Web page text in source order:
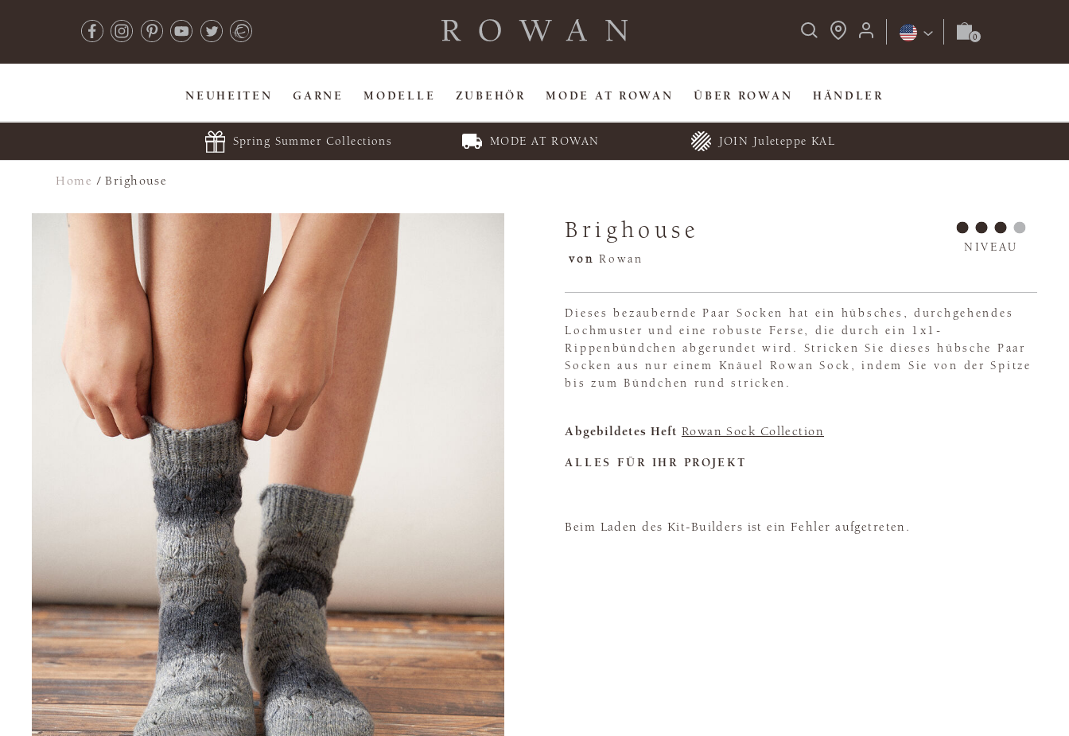
NEUHEITEN GARNE MODELLE ZUBEHÖR MODE AT ROWAN ÜBER ROWAN HÄNDLER
Spring Summer Collections MODE AT ROWAN JOIN Juleteppe KAL
Home /Brighouse
Brighouse
von Rowan
NIVEAU
Dieses bezaubernde Paar Socken hat ein hübsches, durchgehendes
Lochmuster und eine robuste Ferse, die durch ein 1x1-
Rippenbündchen abgerundet wird. Stricken Sie dieses hübsche Paar
Socken aus nur einem Knäuel Rowan Sock, indem Sie von der Spitze
bis zum Bündchen rund stricken.
Abgebildetes Heft Rowan Sock Collection
ALLES FÜR IHR PROJEKT
Beim Laden des Kit-Builders ist ein Fehler aufgetreten.